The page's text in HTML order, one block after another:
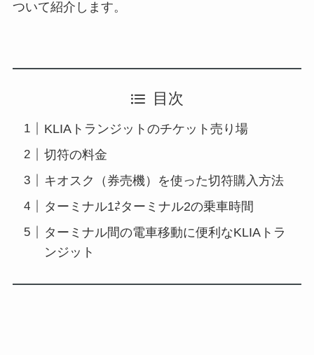
ついて紹介します。
目次
KLIAトランジットのチケット売り場
切符の料金
キオスク（券売機）を使った切符購入方法
ターミナル1⇄ターミナル2の乗車時間
ターミナル間の電車移動に便利なKLIAトラ
ンジット